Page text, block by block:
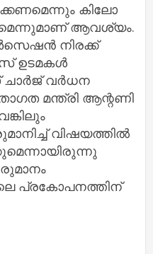
കിലോ
ആവശ്യം.
നിരക്ക്
ഉടമകൾ
വർധന
മന്ത്രി ആന്റണി
വിഷയത്തിൽ
പ്രകോപനത്തിന്